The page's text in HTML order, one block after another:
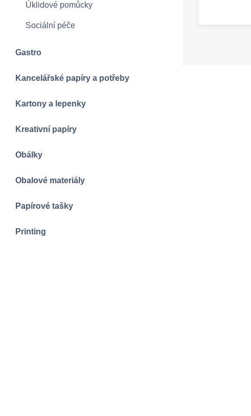
Úklidové pomůcky
Sociální péče
Gastro
Kancelářské papíry a potřeby
Kartony a lepenky
Kreativní papíry
Obálky
Obalové materiály
Papírové tašky
Printing